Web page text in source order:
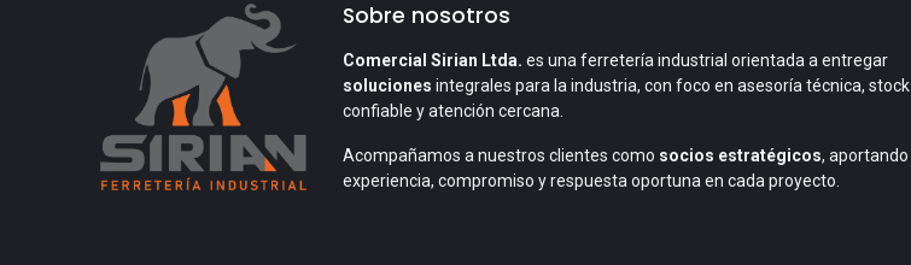
Sobre nosotros
Comercial Sirian Ltda. es una ferretería industrial orientada a entregar
soluciones integrales para la industria, con foco en asesoría técnica, stock
confiable y atención cercana.
Acompañamos a nuestros clientes como socios estratégicos, aportando
experiencia, compromiso y respuesta oportuna en cada proyecto.